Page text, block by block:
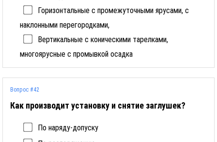
Горизонтальные с промежуточными ярусами, с
наклонными перегородками,
Вертикальные с коническими тарелками,
многоярусные с промывкой осадка
Вопрос #42
Как производит установку и снятие заглушек?
По наряду-допуску